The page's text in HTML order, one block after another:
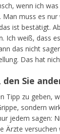
wenn ich
Man muss es
ist bestätigt.
Ich weiß, dass
das nicht
Das hat
Sie
Tipp zu geben,
sondern
jedem sagen:
Ärzte